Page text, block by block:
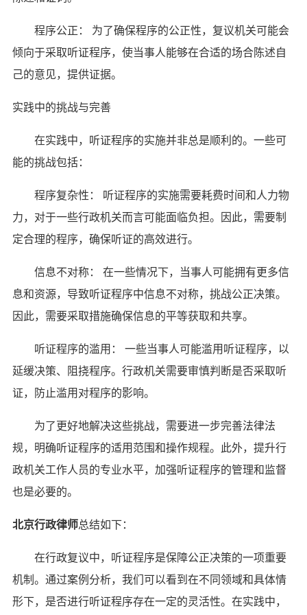
程序公正： 为了确保程序的公正性，复议机关可能会
倾向于采取听证程序，使当事人能够在合适的场合陈述自
己的意见，提供证据。
实践中的挑战与完善
在实践中，听证程序的实施并非总是顺利的。一些可
能的挑战包括：
程序复杂性： 听证程序的实施需要耗费时间和人力物
力，对于一些行政机关而言可能面临负担。因此，需要制
定合理的程序，确保听证的高效进行。
信息不对称： 在一些情况下，当事人可能拥有更多信
息和资源，导致听证程序中信息不对称，挑战公正决策。
因此，需要采取措施确保信息的平等获取和共享。
听证程序的滥用： 一些当事人可能滥用听证程序，以
延缓决策、阻挠程序。行政机关需要审慎判断是否采取听
证，防止滥用对程序的影响。
为了更好地解决这些挑战，需要进一步完善法律法
规，明确听证程序的适用范围和操作规程。此外，提升行
政机关工作人员的专业水平，加强听证程序的管理和监督
也是必要的。
北京行政律师总结如下：
在行政复议中，听证程序是保障公正决策的一项重要
机制。通过案例分析，我们可以看到在不同领域和具体情
形下，是否进行听证程序存在一定的灵活性。在实践中，